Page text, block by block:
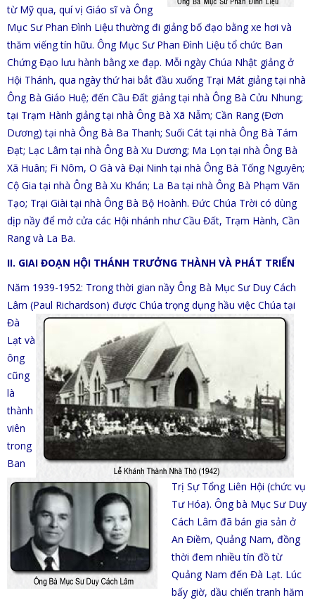
từ Mỹ qua, quí vị Giáo sĩ và Ông
Mục Sư Phan Đình Liệu thường đi giảng bố đạo bằng xe hơi và
thăm viếng tín hữu. Ông Mục Sư Phan Đình Liệu tổ chức Ban
Chứng Đạo lưu hành bằng xe đạp. Mỗi ngày Chúa Nhật giảng ở
Hội Thánh, qua ngày thứ hai bắt đầu xuống Trại Mát giảng tại nhà
Ông Bà Giáo Huệ; đến Cầu Đất giảng tại nhà Ông Bà Cửu Nhung;
tại Trạm Hành giảng tại nhà Ông Bà Xã Nẫm; Cần Rang (Đơn
Dương) tại nhà Ông Bà Ba Thanh; Suối Cát tại nhà Ông Bà Tám
Đạt; Lạc Lâm tại nhà Ông Bà Xu Dương; Ma Lọn tại nhà Ông Bà
Xã Huân; Fi Nôm, O Gà và Đại Ninh tại nhà Ông Bà Tống Nguyên;
Cộ Gia tại nhà Ông Bà Xu Khán; La Ba tại nhà Ông Bà Phạm Văn
Tạo; Trại Giài tại nhà Ông Bà Bộ Hoành. Đức Chúa Trời có dùng
dịp nầy để mở cửa các Hội nhánh như Cầu Đất, Trạm Hành, Cần
Rang và La Ba.
II. GIAI ĐOẠN HỘI THÁNH TRƯỞNG THÀNH VÀ PHÁT TRIỂN
Năm 1939-1952: Trong thời gian nầy Ông Bà Mục Sư Duy Cách
Lâm (Paul Richardson) được Chúa trọngdụng hầu việc Chúa tại
Đà
Lạt và
ông
cũng
là
thành
viên
trong
Ban
Trị Sự Tổng Liên Hội (chức vụ
Tư Hóa). Ông bà Mục Sư Duy
Cách Lâm đã bán gia sản ở
An Điềm, Quảng Nam, đồng
thời đem nhiều tín đồ từ
Quảng Nam đến Đà Lạt. Lúc
bấy giờ, dầu chiến tranh hăm